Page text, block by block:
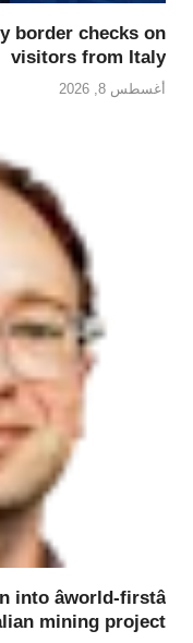
border checks on
visitors from Italy
أغسطس 8, 2026
âworld-firstâ
mining project